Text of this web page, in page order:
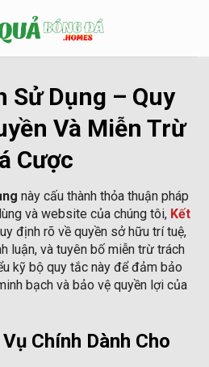
Sử Dụng – Quy
Và Miễn Trừ
Cược
này cấu thành thỏa thuận pháp
và website của chúng tôi, Kết
định rõ về quyền sở hữu trí tuệ,
luận, và tuyên bố miễn trừ trách
kỹ bộ quy tắc này để đảm bảo
bạch và bảo vệ quyền lợi của
Chính Dành Cho